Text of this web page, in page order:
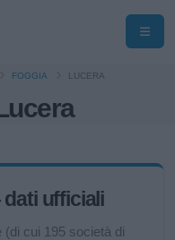
FOGGIA LUCERA
dati ufficiali
cui 195 società di